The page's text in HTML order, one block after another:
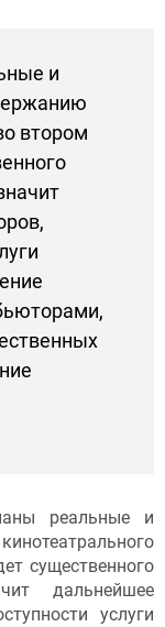
и
втором
реальные и
существенного
дальнейшее
услуги